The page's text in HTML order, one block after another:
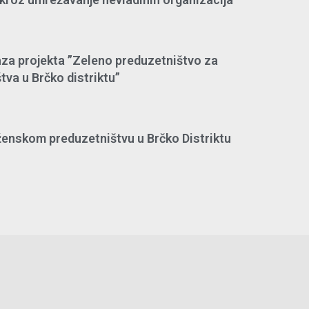
projekta ”Zeleno preduzetništvo za
u Brčko distriktu”
preduzetništvu u Brčko Distriktu